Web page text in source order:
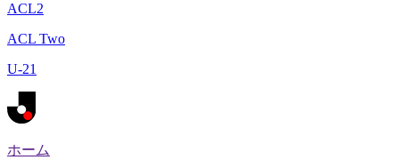
ACL2
ACL Two
U-21
ホーム